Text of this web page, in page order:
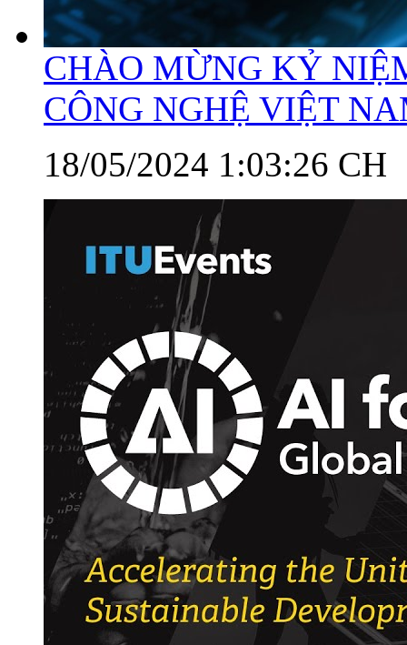
CHÀO MỪNG KỶ
CÔNG NGHỆ VIỆT
18/05/2024 1:03:26 CH